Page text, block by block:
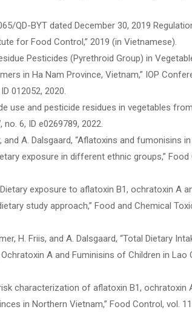
QD-BYT dated December 30, 2019
for Food Control,” 2019 (in Vietnamese).
Pesticides (Pyrethroid Group) in
in Ha Nam Province, Vietnam,” IOP
012052, 2020.
use and pesticide residues in vegetables
no. 6, ID e0269789, 2022.
and A. Dalsgaard, “Aflatoxins and fumonisins
exposure in different ethnic groups,” Food
exposure to aflatoxin B1, ochratoxin A
study approach,” Food and Chemical
H. Friis, and A. Dalsgaard, “Total Dietary
A and Fuminisins of Children in Lao
characterization of aflatoxin B1, ochratoxin
in Northern Vietnam,” Food Control, vol.